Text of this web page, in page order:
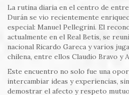
La rutina diaria en el centro de
Durán se vio recientemente
especial: Manuel Pellegrini. El
actualmente en el Real Betis, se
nacional Ricardo Gareca y varios
chilena, entre ellos Claudio Bravo y
Este encuentro no solo fue una
intercambiar ideas y experiencias,
demostrar el afecto y respeto